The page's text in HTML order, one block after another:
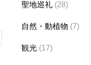
聖地巡礼 (28)
自然・動植物 (7)
観光 (17)